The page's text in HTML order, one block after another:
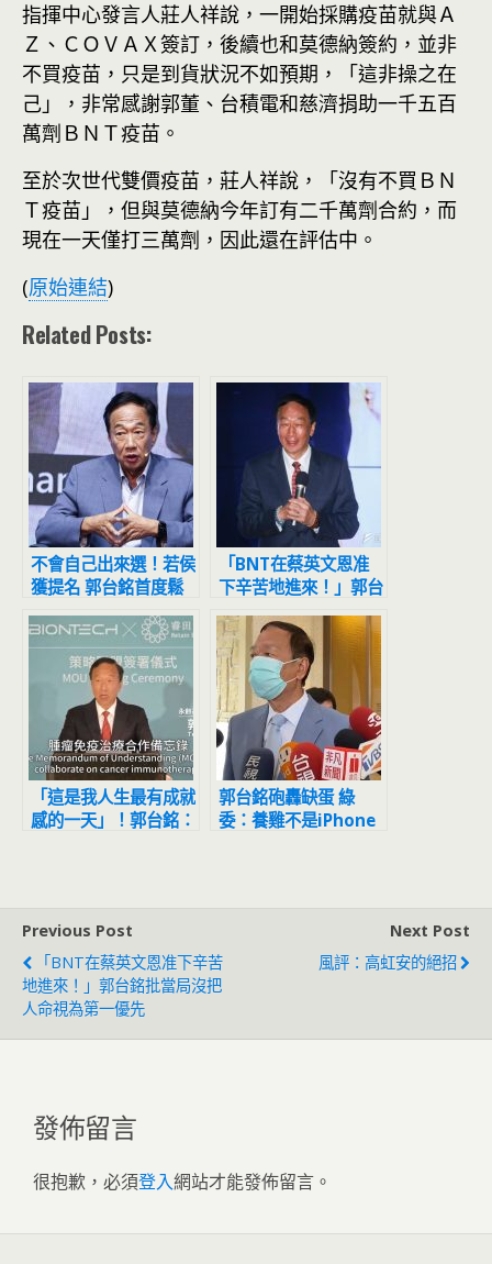
指揮中心發言人莊人祥說，一開始採購疫苗就與Ａ
Ｚ、ＣＯＶＡＸ簽訂，後續也和莫德納簽約，並非
不買疫苗，只是到貨狀況不如預期，「這非操之在
己」，非常感謝郭董、台積電和慈濟捐助一千五百
萬劑ＢＮＴ疫苗。
至於次世代雙價疫苗，莊人祥說，「沒有不買ＢＮ
Ｔ疫苗」，但與莫德納今年訂有二千萬劑合約，而
現在一天僅打三萬劑，因此還在評估中。
(原始連結)
Related Posts:
不會自己出來選！若侯
獲提名 郭台銘首度鬆
口：會和他組最強團隊
「BNT在蔡英文恩准
下辛苦地進來！」郭台
銘批當局沒把人命視為
第一優先
「這是我人生最有成就
感的一天」！郭台銘：
郭台銘砲轟缺蛋 綠
委：養雞不是iPhone
Previous Post
「BNT在蔡英文恩准下辛苦
地進來！」郭台銘批當局沒把
人命視為第一優先
Next Post
風評：高虹安的絕招
發佈留言
很抱歉，必須登入網站才能發佈留言。